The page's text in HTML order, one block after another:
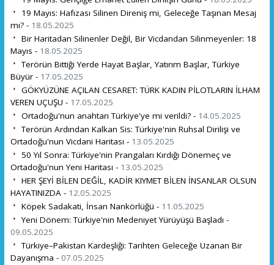
19 Mayıs: Hafızası Silinen Direniş mi, Geleceğe Taşınan Mesaj
mı? - 18.05.2025
Bir Haritadan Silinenler Değil, Bir Vicdandan Silinmeyenler: 18
Mayıs - 18.05.2025
Terörün Bittiği Yerde Hayat Başlar, Yatırım Başlar, Türkiye
Büyür - 17.05.2025
GÖKYÜZÜNE AÇILAN CESARET: TÜRK KADIN PİLOTLARIN İLHAM
VEREN UÇUŞU - 17.05.2025
Ortadoğu'nun anahtarı Türkiye'ye mi verildi? - 14.05.2025
Terörün Ardından Kalkan Sis: Türkiye'nin Ruhsal Dirilişi ve
Ortadoğu'nun Vicdani Haritası - 13.05.2025
50 Yıl Sonra: Türkiye'nin Prangaları Kırdığı Dönemeç ve
Ortadoğu'nun Yeni Haritası - 13.05.2025
HER ŞEYİ BİLEN DEĞİL, KADİR KIYMET BİLEN İNSANLAR OLSUN
HAYATINIZDA - 12.05.2025
Köpek Sadakati, İnsan Nankörlüğü - 11.05.2025
Yeni Dönem: Türkiye'nin Medeniyet Yürüyüşü Başladı -
09.05.2025
Türkiye–Pakistan Kardeşliği: Tarihten Geleceğe Uzanan Bir
Dayanışma - 07.05.2025